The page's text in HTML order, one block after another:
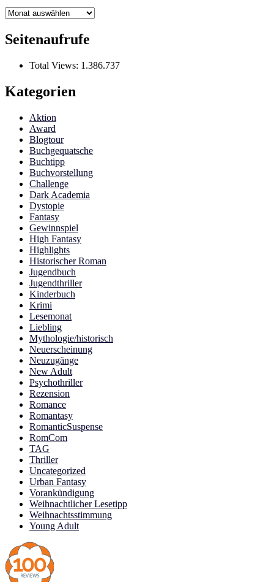
Archiv
Seitenaufrufe
Total Views: 1.386.737
Kategorien
Aktion
Award
Blogtour
Buchgequatsche
Buchtipp
Buchvorstellung
Challenge
Dark Academia
Dystopie
Fantasy
Gewinnspiel
High Fantasy
Highlights
Historischer Roman
Jugendbuch
Jugendthriller
Kinderbuch
Krimi
Lesemonat
Liebling
Mythologie/historisch
Neuerscheinung
Neuzugänge
New Adult
Psychothriller
Rezension
Romance
Romantasy
RomanticSuspense
RomCom
TAG
Thriller
Uncategorized
Urban Fantasy
Vorankündigung
Weihnachtlicher Lesetipp
Weihnachtsstimmung
Young Adult